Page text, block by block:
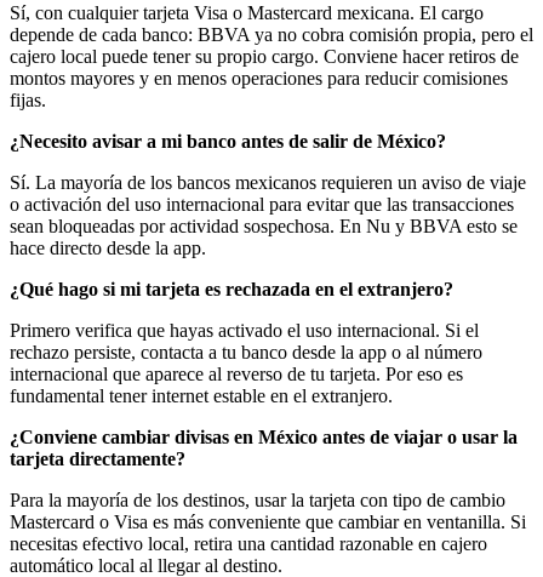
Sí, con cualquier tarjeta Visa o Mastercard mexicana. El cargo
depende de cada banco: BBVA ya no cobra comisión propia, pero el
cajero local puede tener su propio cargo. Conviene hacer retiros de
montos mayores y en menos operaciones para reducir comisiones
fijas.
¿Necesito avisar a mi banco antes de salir de México?
Sí. La mayoría de los bancos mexicanos requieren un aviso de viaje
o activación del uso internacional para evitar que las transacciones
sean bloqueadas por actividad sospechosa. En Nu y BBVA esto se
hace directo desde la app.
¿Qué hago si mi tarjeta es rechazada en el extranjero?
Primero verifica que hayas activado el uso internacional. Si el
rechazo persiste, contacta a tu banco desde la app o al número
internacional que aparece al reverso de tu tarjeta. Por eso es
fundamental tener internet estable en el extranjero.
¿Conviene cambiar divisas en México antes de viajar o usar la
tarjeta directamente?
Para la mayoría de los destinos, usar la tarjeta con tipo de cambio
Mastercard o Visa es más conveniente que cambiar en ventanilla. Si
necesitas efectivo local, retira una cantidad razonable en cajero
automático local al llegar al destino.